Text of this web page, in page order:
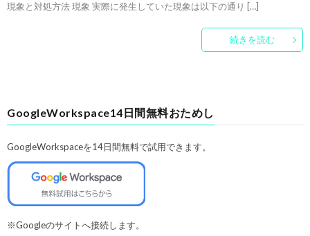
現象と対処方法 現象 実際に発生していた現象は以下の通り […]
続きを読む
GoogleWorkspace14日間無料おためし
GoogleWorkspaceを14日間無料で試用できます。
※Googleのサイトへ接続します。